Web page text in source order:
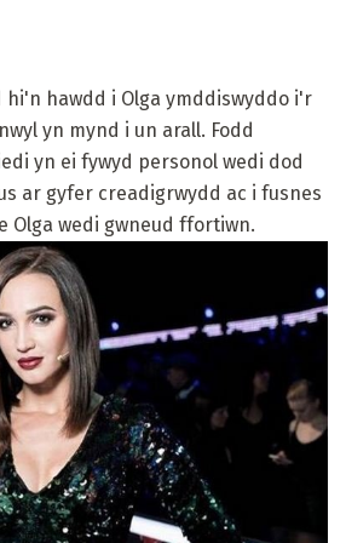
hi'n hawdd i Olga ymddiswyddo i'r
yn mynd i un arall. Fodd
yn ei fywyd personol wedi dod
ar gyfer creadigrwydd ac i fusnes
Olga wedi gwneud ffortiwn.